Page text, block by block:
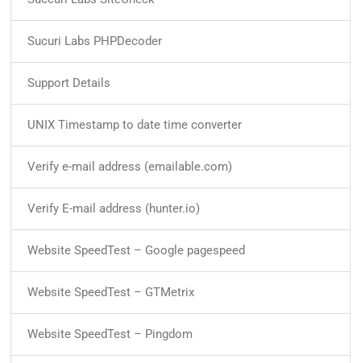
Sucuri Labs PHPDecoder
Support Details
UNIX Timestamp to date time converter
Verify e-mail address (emailable.com)
Verify E-mail address (hunter.io)
Website SpeedTest – Google pagespeed
Website SpeedTest – GTMetrix
Website SpeedTest – Pingdom